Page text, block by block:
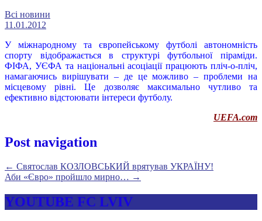
Всі новини
11.01.2012
У міжнародному та європейському футболі автономність
спорту відображається в структурі футбольної піраміди.
ФІФА, УЄФА та національні асоціації працюють пліч-о-пліч,
намагаючись вирішувати – де це можливо – проблеми на
місцевому рівні. Це дозволяє максимально чутливо та
ефективно відстоювати інтереси футболу.
UEFA.com
Post navigation
← Святослав КОЗЛОВСЬКИЙ врятував УКРАЇНУ!
Аби «Євро» пройшло мирно… →
YOUTUBE FC LVIV